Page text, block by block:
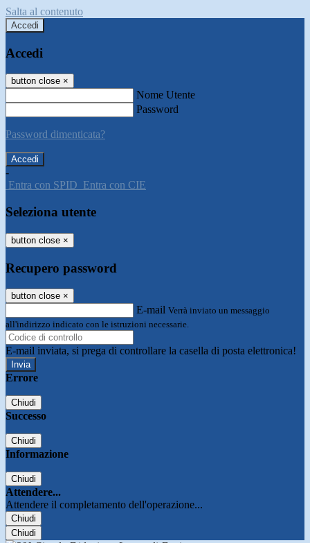
Salta al contenuto
Accedi
Accedi
button close ×
Nome Utente
Password
Password dimenticata?
-
Entra con SPID Entra con CIE
Seleziona utente
button close ×
Recupero password
button close ×
E-mail Verrà inviato un messaggio
all'indirizzo indicato con le istruzioni necessarie.
E-mail inviata, si prega di controllare la casella di posta elettronica!
Errore
Chiudi
Successo
Chiudi
Informazione
Chiudi
Attendere...
Attendere il completamento dell'operazione...
Chiudi
Chiudi